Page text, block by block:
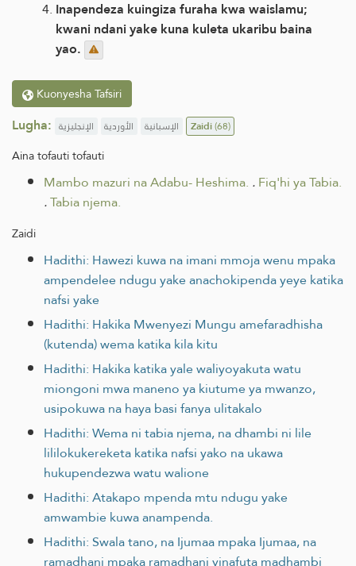
Inapendeza kuingiza furaha kwa waislamu;
kwani ndani yake kuna kuleta ukaribu baina
yao.
Kuonyesha Tafsiri
Lugha: الإنجليزية الأوردية الإسبانية Zaidi(68)
Aina tofauti tofauti
Mambo mazuri na Adabu- Heshima. .Fiq'hi ya Tabia.
.Tabia njema.
Zaidi
Hadithi: Hawezi kuwa na imani mmoja wenu mpaka
ampendelee ndugu yake anachokipenda yeye katika
nafsi yake
Hadithi: Hakika Mwenyezi Mungu amefaradhisha
(kutenda) wema katika kila kitu
Hadithi: Hakika katika yale waliyoyakuta watu
miongoni mwa maneno ya kiutume ya mwanzo,
usipokuwa na haya basi fanya ulitakalo
Hadithi: Wema ni tabia njema, na dhambi ni lile
lililokukereketa katika nafsi yako na ukawa
hukupendezwa watu walione
Hadithi: Atakapo mpenda mtu ndugu yake
amwambie kuwa anampenda.
Hadithi: Swala tano, na Ijumaa mpaka Ijumaa, na
ramadhani mpaka ramadhani vinafuta madhambi